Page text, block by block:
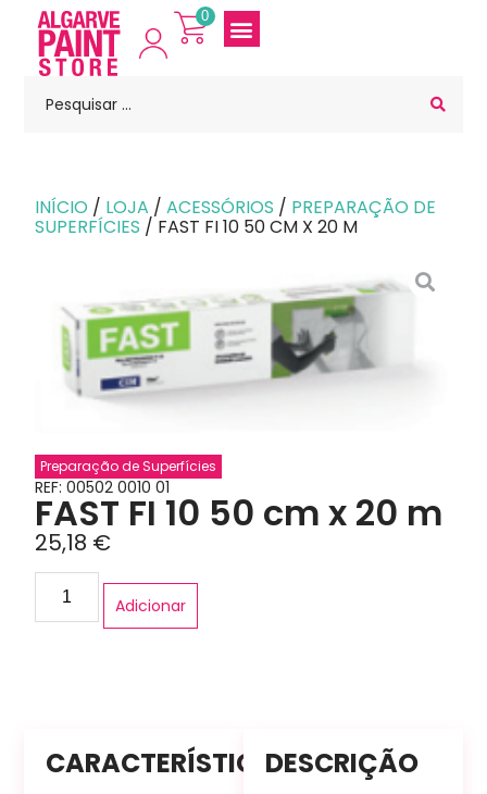
0
INÍCIO / LOJA /ACESSÓRIOS / PREPARAÇÃO DE
SUPERFÍCIES / FAST FI 10 50 CM X 20 M
Preparação de Superfícies
REF: 00502 0010 01
FAST FI 10 50 cm x 20 m
25,18 €
Adicionar
CARACTERÍSTICASDESCRIÇÃO